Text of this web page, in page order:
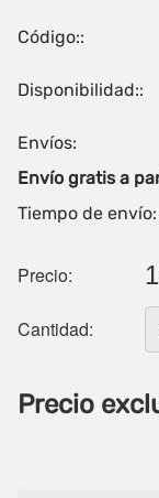
Código::
Disponibilidad::
Envíos:
Envío gratis a
Tiempo de
Precio:
Cantidad:
Precio